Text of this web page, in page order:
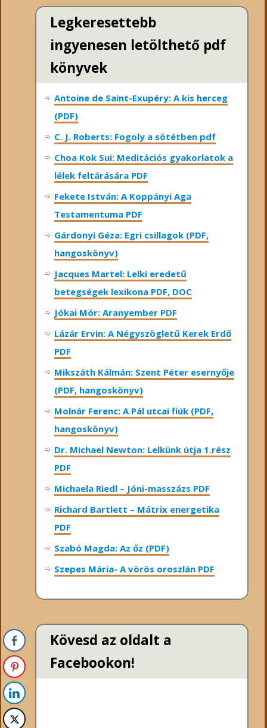
Legkeresettebb
ingyenesen letölthető pdf
könyvek
Antoine de Saint-Exupéry: A kis herceg
(PDF)
C. J. Roberts: Fogoly a sötétben pdf
Choa Kok Sui: Meditációs gyakorlatok a
lélek feltárására PDF
Fekete István: A Koppányi Aga
Testamentuma PDF
Gárdonyi Géza: Egri csillagok (PDF,
hangoskönyv)
Jacques Martel: Lelki eredetű
betegségek lexikona PDF, DOC
Jókai Mór: Aranyember PDF
Lázár Ervin: A Négyszögletű Kerek Erdő
PDF
Mikszáth Kálmán: Szent Péter esernyője
(PDF, hangoskönyv)
Molnár Ferenc: A Pál utcai fiúk (PDF,
hangoskönyv)
Dr. Michael Newton: Lelkünk útja 1.rész
PDF
Michaela Riedl – Jóni-masszázs PDF
Richard Bartlett – Mátrix energetika
PDF
Szabó Magda: Az őz (PDF)
Szepes Mária- A vörös oroszlán PDF
Kövesd az oldalt a
Facebookon!